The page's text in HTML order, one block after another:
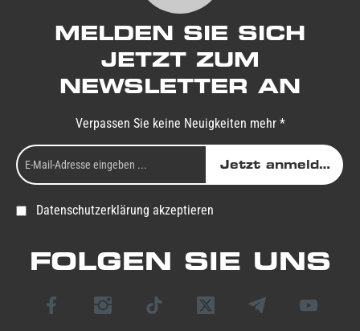
MELDEN SIE SICH
JETZT ZUM
NEWSLETTER AN
Verpassen Sie keine Neuigkeiten mehr *
Jetzt anmelden
Datenschutzerklärung akzeptieren
FOLGEN SIE UNS